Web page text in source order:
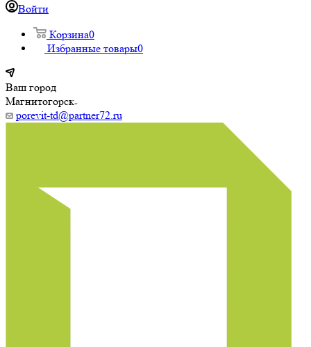
Войти
Корзина0
Избранные товары0
Ваш город
Магнитогорск
porevit-td@partner72.ru